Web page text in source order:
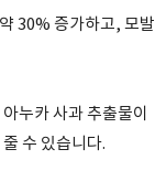
30% 증가하고, 모발
누카 사과 추출물이
수 있습니다.